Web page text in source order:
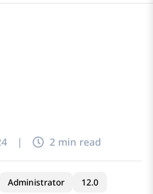
| 2 min read
Administrator
12.0